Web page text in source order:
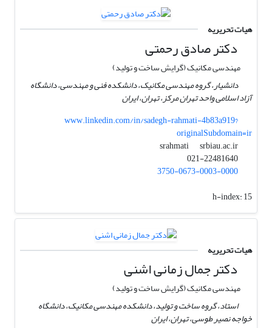
هیات تحریریه
دکتر صادق رحمتی
مهندسی مکانیک (گرایش ساخت و تولید)
دانشیار، گروه مهندسی مکانیک، دانشکده فنی و مهندسی، دانشگاه
آزاد اسلامی واحد تهران مرکز، تهران، ایران
www.linkedin.com/in/sadegh-rahmati-4b83a919?
originalSubdomain=ir
srahmati
srbiau.ac.ir
021-22481640
3750-0673-0003-0000
h-index:15
هیات تحریریه
دکتر جمال زمانی اشنی
مهندسی مکانیک (گرایش ساخت و تولید)
استاد، گروه ساخت و تولید، دانشکده مهندسی مکانیک، دانشگاه
خواجه نصیر طوسی، تهران، ایران